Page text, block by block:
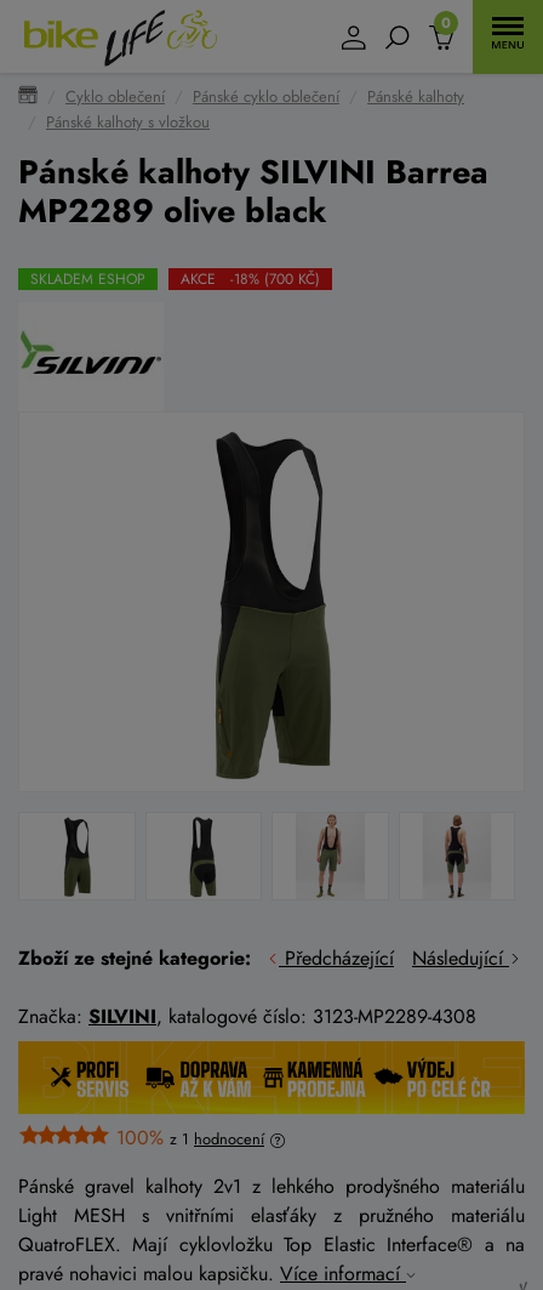
0
Cyklo oblečení Pánské cyklo oblečení
Pánské kalhoty
Pánské kalhoty s vložkou
Pánské kalhoty SILVINI Barrea
MP2289 olive black
SKLADEM ESHOP AKCE -18% (700 KČ)
Zboží ze stejné kategorie: Předcházející Následující
Značka: SILVINI, katalogové číslo: 3123-MP2289-4308
100% z 1 hodnocení
Pánské gravel kalhoty 2v1 z lehkého prodyšného materiálu
Light MESH s vnitřními elasťáky z pružného materiálu
QuatroFLEX. Mají cyklovložku Top Elastic Interface® a na
pravé nohavici malou kapsičku. Více informací